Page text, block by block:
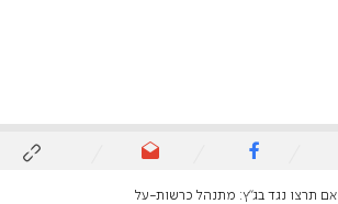
אם תרצו נגד בג"ץ: מתנהל כרשות-על